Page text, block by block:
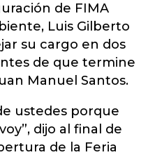
de FIMA
Luis Gilberto
su cargo en dos
de que termine
Manuel Santos.
ustedes porque
dijo al final de
de la Feria